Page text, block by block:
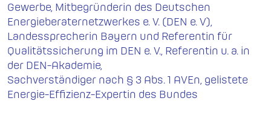
Gewerbe, Mitbegründerin des Deutschen
Energieberaternetzwerkes e. V. (DEN e. V),
Landessprecherin Bayern und Referentin für
Qualitätssicherung im DEN e. V., Referentin u. a. in
der DEN-Akademie,
Sachverständiger nach § 3 Abs. 1 AVEn, gelistete
Energie-Effizienz-Expertin des Bundes